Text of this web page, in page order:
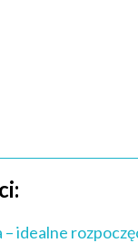
– idealne